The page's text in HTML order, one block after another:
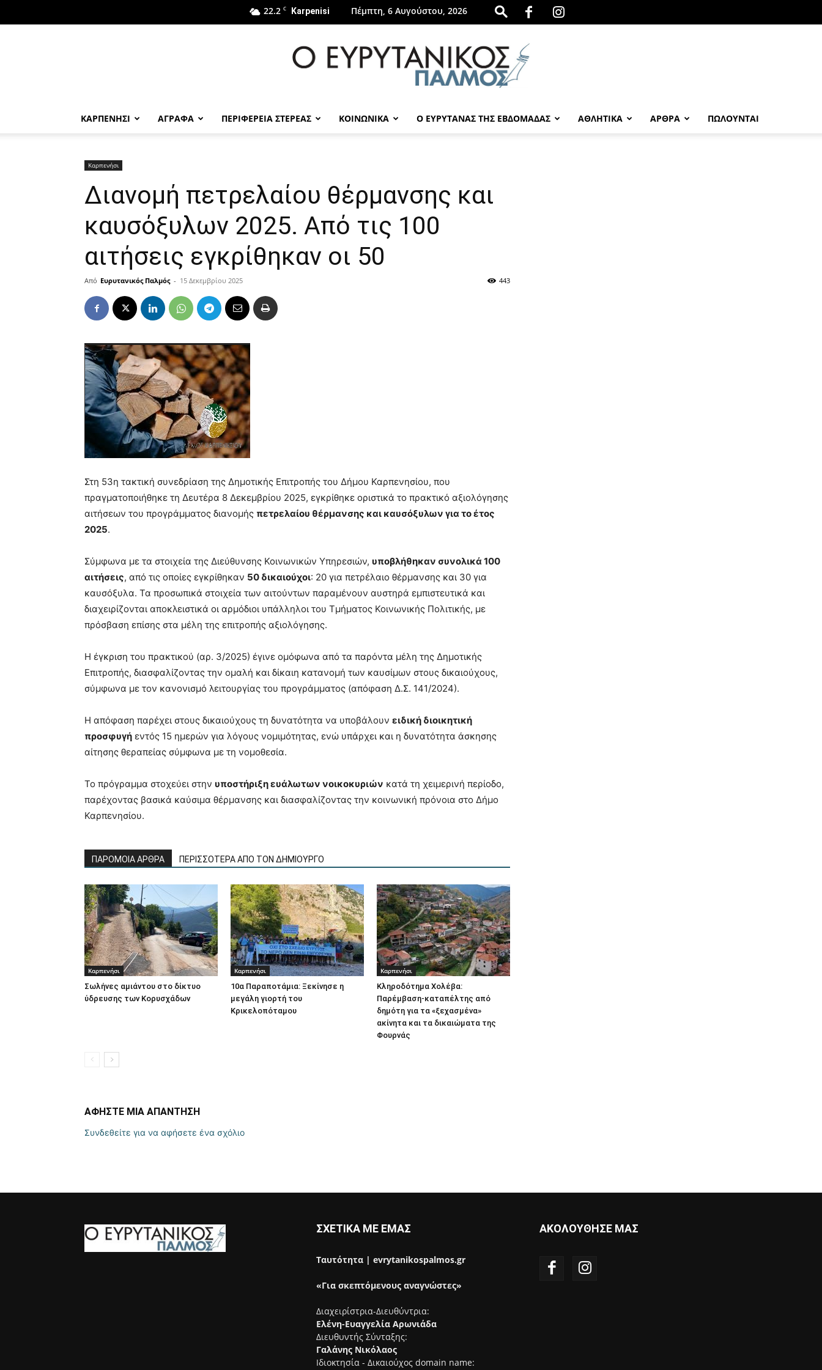
22.2 C Karpenisi Πέμπτη, 6 Αυγούστου, 2026
ΚΑΡΠΕΝΗΣΙ ΑΓΡΑΦΑ ΠΕΡΙΦΕΡΕΙΑ ΣΤΕΡΕΑΣ ΚΟΙΝΩΝΙΚΑ Ο ΕΥΡΥΤΑΝΑΣ ΤΗΣ ΕΒΔΟΜΑΔΑΣ ΑΘΛΗΤΙΚΑ ΑΡΘΡΑ ΠΩΛΟΎΝΤΑΙ
Καρπενήσι
Διανομή πετρελαίου θέρμανσης και
καυσόξυλων 2025. Από τις 100
αιτήσεις εγκρίθηκαν οι 50
Από Ευρυτανικός Παλμός - 15 Δεκεμβρίου 2025 443
Στη 53η τακτική συνεδρίαση της Δημοτικής Επιτροπής του Δήμου Καρπενησίου, που
πραγματοποιήθηκε τη Δευτέρα 8 Δεκεμβρίου 2025, εγκρίθηκε οριστικά το πρακτικό αξιολόγησης
αιτήσεων του προγράμματος διανομής πετρελαίου θέρμανσης και καυσόξυλων για το έτος
2025.
Σύμφωνα με τα στοιχεία της Διεύθυνσης Κοινωνικών Υπηρεσιών, υποβλήθηκαν συνολικά 100
αιτήσεις, από τις οποίες εγκρίθηκαν 50 δικαιούχοι: 20 για πετρέλαιο θέρμανσης και 30 για
καυσόξυλα. Τα προσωπικά στοιχεία των αιτούντων παραμένουν αυστηρά εμπιστευτικά και
διαχειρίζονται αποκλειστικά οι αρμόδιοι υπάλληλοι του Τμήματος Κοινωνικής Πολιτικής, με
πρόσβαση επίσης στα μέλη της επιτροπής αξιολόγησης.
Η έγκριση του πρακτικού (αρ. 3/2025) έγινε ομόφωνα από τα παρόντα μέλη της Δημοτικής
Επιτροπής, διασφαλίζοντας την ομαλή και δίκαιη κατανομή των καυσίμων στους δικαιούχους,
σύμφωνα με τον κανονισμό λειτουργίας του προγράμματος (απόφαση Δ.Σ. 141/2024).
Η απόφαση παρέχει στους δικαιούχους τη δυνατότητα να υποβάλουν ειδική διοικητική
προσφυγή εντός 15 ημερών για λόγους νομιμότητας, ενώ υπάρχει και η δυνατότητα άσκησης
αίτησης θεραπείας σύμφωνα με τη νομοθεσία.
Το πρόγραμμα στοχεύει στην υποστήριξη ευάλωτων νοικοκυριών κατά τη χειμερινή περίοδο,
παρέχοντας βασικά καύσιμα θέρμανσης και διασφαλίζοντας την κοινωνική πρόνοια στο Δήμο
Καρπενησίου.
ΠΑΡΟΜΟΙΑ ΑΡΘΡΑ ΠΕΡΙΣΣΟΤΕΡΑ ΑΠΟ ΤΟΝ ΔΗΜΙΟΥΡΓΟ
Καρπενήσι
Σωλήνες αμιάντου στο δίκτυο
ύδρευσης των Κορυσχάδων
Καρπενήσι
10α Παραποτάμια: Ξεκίνησε η
μεγάλη γιορτή του
Κρικελοπόταμου
Καρπενήσι
Κληροδότημα Χολέβα:
Παρέμβαση-καταπέλτης από
δημότη για τα «ξεχασμένα»
ακίνητα και τα δικαιώματα της
Φουρνάς
ΑΦΗΣΤΕ ΜΙΑ ΑΠΑΝΤΗΣΗ
Συνδεθείτε για να αφήσετε ένα σχόλιο
ΣΧΕΤΙΚΑ ΜΕ ΕΜΑΣ
Ταυτότητα | evrytanikospalmos.gr
«Για σκεπτόμενους αναγνώστες»
Διαχειρίστρια-Διευθύντρια:
Ελένη-Ευαγγελία Αρωνιάδα
Διευθυντής Σύνταξης:
Γαλάνης Νικόλαος
Ιδιοκτησία - Δικαιούχος domain name:
ΑΚΟΛΟΥΘΗΣΕ ΜΑΣ